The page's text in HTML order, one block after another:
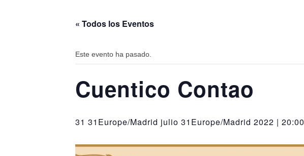
« Todos los Eventos
Este evento ha pasado.
Cuentico Contao
31 31Europe/Madrid julio 31Europe/Madrid 2022 | 20:00